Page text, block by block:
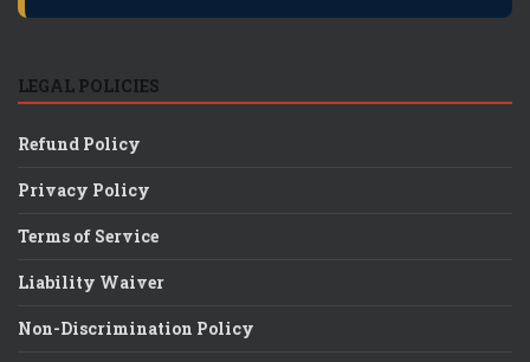
LEGAL POLICIES
Refund Policy
Privacy Policy
Terms of Service
Liability Waiver
Non-Discrimination Policy